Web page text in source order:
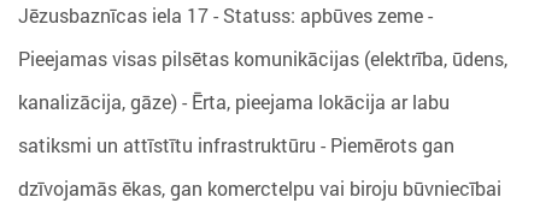
Jēzusbaznīcas iela 17 - Statuss: apbūves zeme -
Pieejamas visas pilsētas komunikācijas (elektrība, ūdens,
kanalizācija, gāze) - Ērta, pieejama lokācija ar labu
satiksmi un attīstītu infrastruktūru - Piemērots gan
dzīvojamās ēkas, gan komerctelpu vai biroju būvniecībai